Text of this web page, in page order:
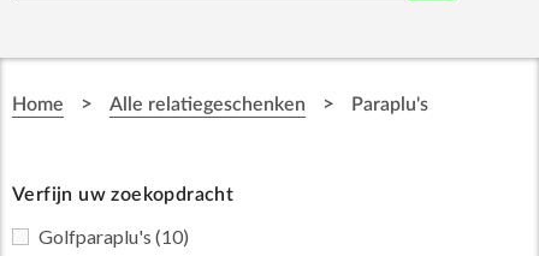
Home > Alle relatiegeschenken > Paraplu's
Verfijn uw zoekopdracht
Golfparaplu's (10)